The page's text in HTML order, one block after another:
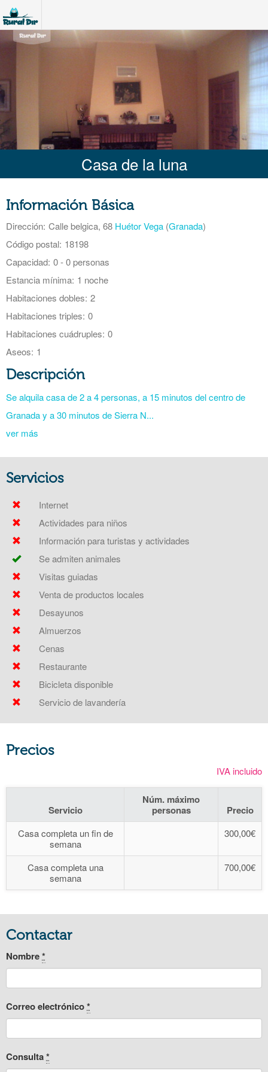
Casa de la luna
Información Básica
Dirección: Calle belgica, 68 Huétor Vega (Granada)
Código postal: 18198
Capacidad: 0 - 0 personas
Estancia mínima: 1 noche
Habitaciones dobles: 2
Habitaciones triples: 0
Habitaciones cuádruples: 0
Aseos: 1
Descripción
Se alquila casa de 2 a 4 personas, a 15 minutos del centro de
Granada y a 30 minutos de Sierra N...
ver más
Servicios
Internet
Actividades para niños
Información para turistas y actividades
Se admiten animales
Visitas guiadas
Venta de productos locales
Desayunos
Almuerzos
Cenas
Restaurante
Bicicleta disponible
Servicio de lavandería
Precios
IVA incluido
Servicio
Núm. máximo
personas
Precio
Casa completa un fin de
semana
300,00€
Casa completa una
semana
700,00€
Contactar
Nombre*
Correo electrónico*
Consulta*